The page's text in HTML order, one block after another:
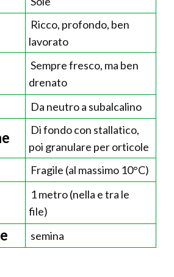
Ricco, profondo, ben
lavorato
Sempre fresco, ma ben
drenato
Da neutro a subalcalino
Di fondo con stallatico,
poi granulare per orticole
Fragile (al massimo 10°C)
1 metro (nella e tra le
file)
semina